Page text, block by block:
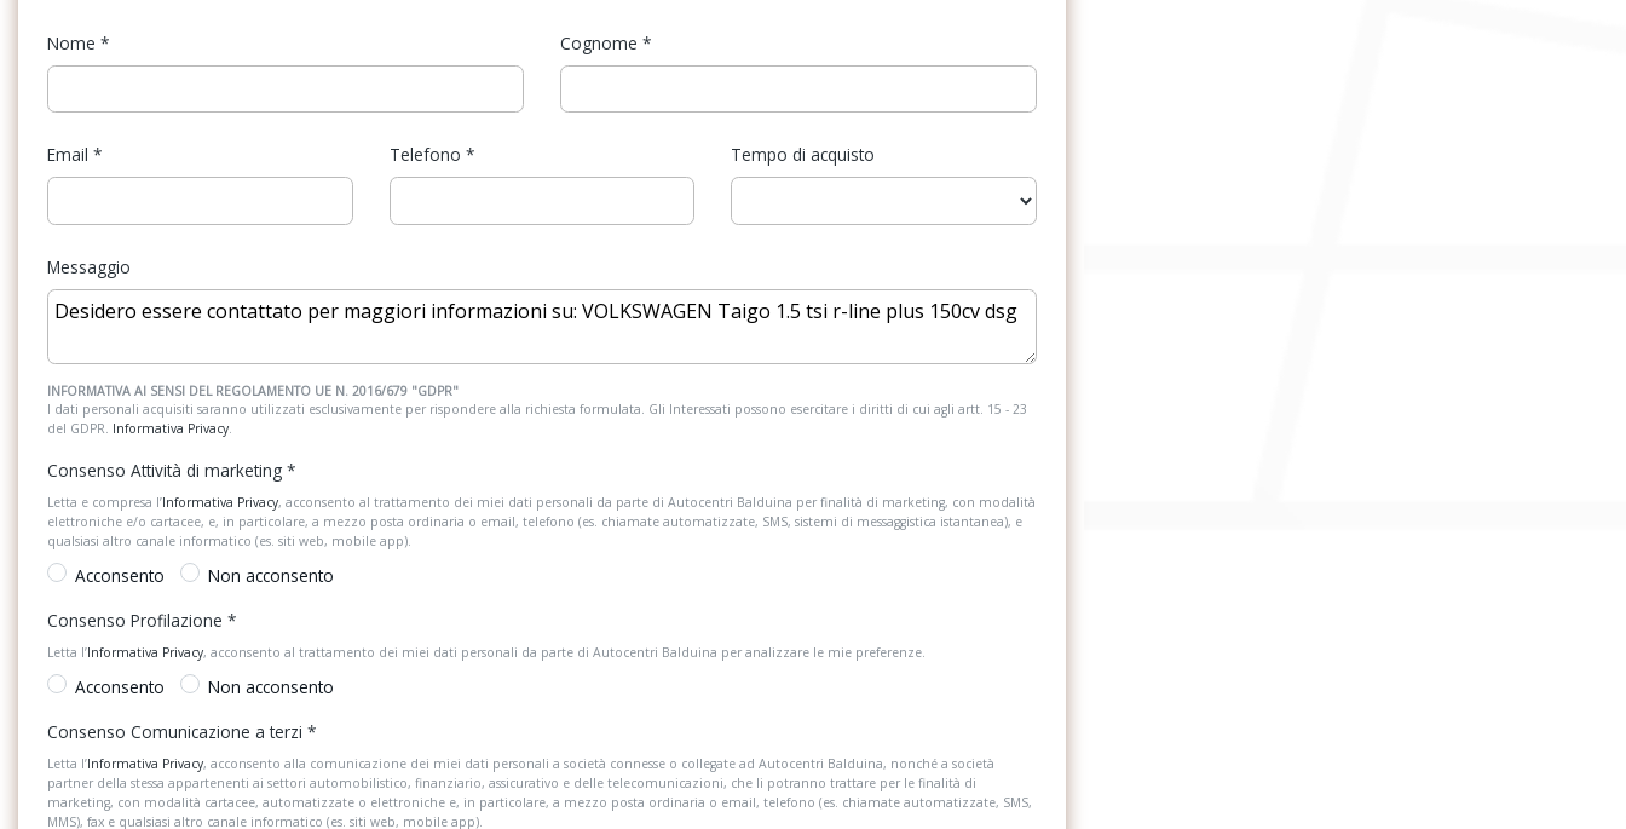
Sistema di chiamata d'emergenza
Sistema di protezione urto pedoni
guidatore
Vetri oscurati
Nome * Cognome *
Email * Telefono * Tempo di acquisto
Messaggio
INFORMATIVA AI SENSI DEL REGOLAMENTO UE N. 2016/679 "GDPR"
I dati personali acquisiti saranno utilizzati esclusivamente per rispondere alla richiesta formulata. Gli Interessati possono esercitare i diritti di cui agli artt. 15 - 23
del GDPR. Informativa Privacy.
Consenso Attività di marketing *
Letta e compresa l’Informativa Privacy, acconsento al trattamento dei miei dati personali da parte di Autocentri Balduina per finalità di marketing, con modalità
elettroniche e/o cartacee, e, in particolare, a mezzo posta ordinaria o email, telefono (es. chiamate automatizzate, SMS, sistemi di messaggistica istantanea), e
qualsiasi altro canale informatico (es. siti web, mobile app).
Acconsento
Non acconsento
Consenso Profilazione *
Letta l’Informativa Privacy, acconsento al trattamento dei miei dati personali da parte di Autocentri Balduina per analizzare le mie preferenze.
Acconsento
Non acconsento
Consenso Comunicazione a terzi *
Letta l’Informativa Privacy, acconsento alla comunicazione dei miei dati personali a società connesse o collegate ad Autocentri Balduina, nonché a società
partner della stessa appartenenti ai settori automobilistico, finanziario, assicurativo e delle telecomunicazioni, che li potranno trattare per le finalità di
marketing, con modalità cartacee, automatizzate o elettroniche e, in particolare, a mezzo posta ordinaria o email, telefono (es. chiamate automatizzate, SMS,
MMS), fax e qualsiasi altro canale informatico (es. siti web, mobile app).